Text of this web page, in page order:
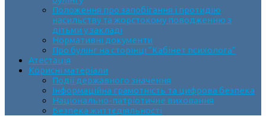
Положення про запобігання і протидію
насильству та жорстокому поводженню з
дітьми у закладі
Нормативні документи
Про булінг на сторінці “Кабінет психолога”
Атестація
Корисні матеріали
Події державного значення
Інформаційна грамотність та цифрова безпека
Національно-патріотичне виховання
Безпека життєдіяльності